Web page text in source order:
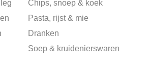
Chips, snoep & koek
Pasta, rijst & mie
Dranken
Soep & kruidenierswaren